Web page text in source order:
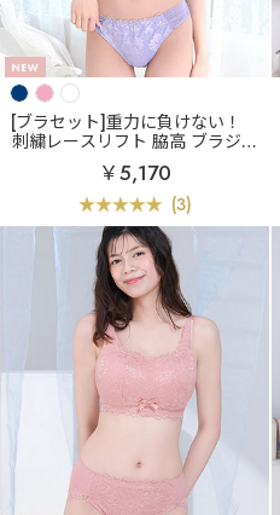
[ブラセット]重力に負けない！
刺繍レースリフト 脇高 ブラジャ
ー&ショーツ
￥5,170
(3)